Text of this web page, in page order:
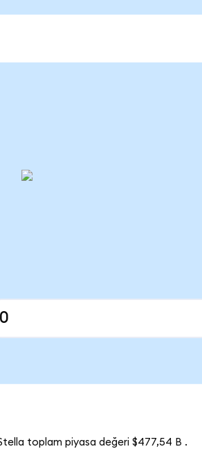
toplam piyasa değeri $477,54 B .